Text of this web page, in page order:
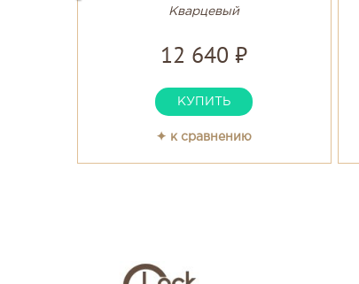
Кварцевый
12 640 ₽
КУПИТЬ
✦ к сравнению